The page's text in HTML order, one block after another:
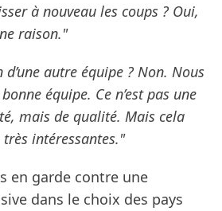
à nouveau les coups ? Oui,
raison."
d’une autre équipe ? Non. Nous
équipe. Ce n’est pas une
mais de qualité. Mais cela
intéressantes."
en garde contre une
dans le choix des pays